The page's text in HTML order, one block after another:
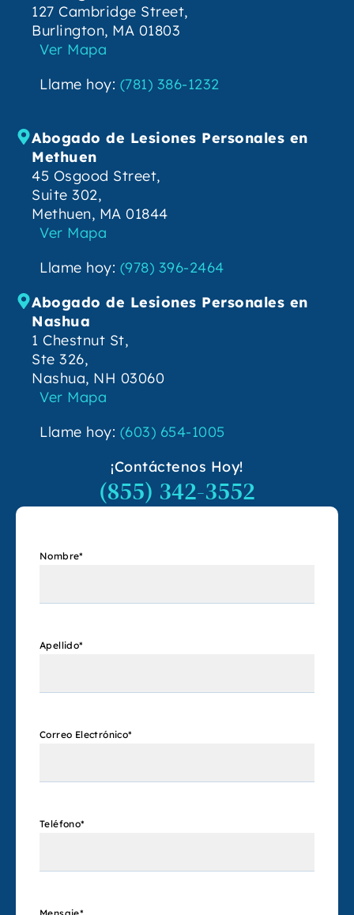
127 Cambridge Street,
Burlington, MA 01803
Ver Mapa
Llame hoy: (781) 386-1232
Abogado de Lesiones Personales en
Methuen
45 Osgood Street,
Suite 302,
Methuen, MA 01844
Ver Mapa
Llame hoy: (978) 396-2464
Abogado de Lesiones Personales en
Nashua
1 Chestnut St,
Ste 326,
Nashua, NH 03060
Ver Mapa
Llame hoy: (603) 654-1005
¡Contáctenos Hoy!
(855) 342-3552
Nombre*
Apellido*
Correo Electrónico*
Teléfono*